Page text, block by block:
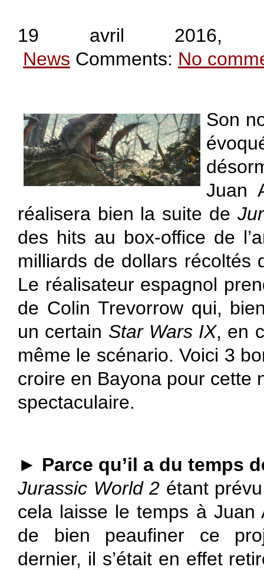
19 avril 2016,
News Comments: No
Son
Juan
réalisera bien la suite de
des hits au box-office de
milliards de dollars récoltés
Le réalisateur espagnol
de Colin Trevorrow qui,
un certain Star Wars IX, en
même le scénario. Voici 3
croire en Bayona pour cette
spectaculaire.
► Parce qu’il a du temps
Jurassic World 2 étant
cela laisse le temps à Juan
de bien peaufiner ce
dernier, il s’était en effet